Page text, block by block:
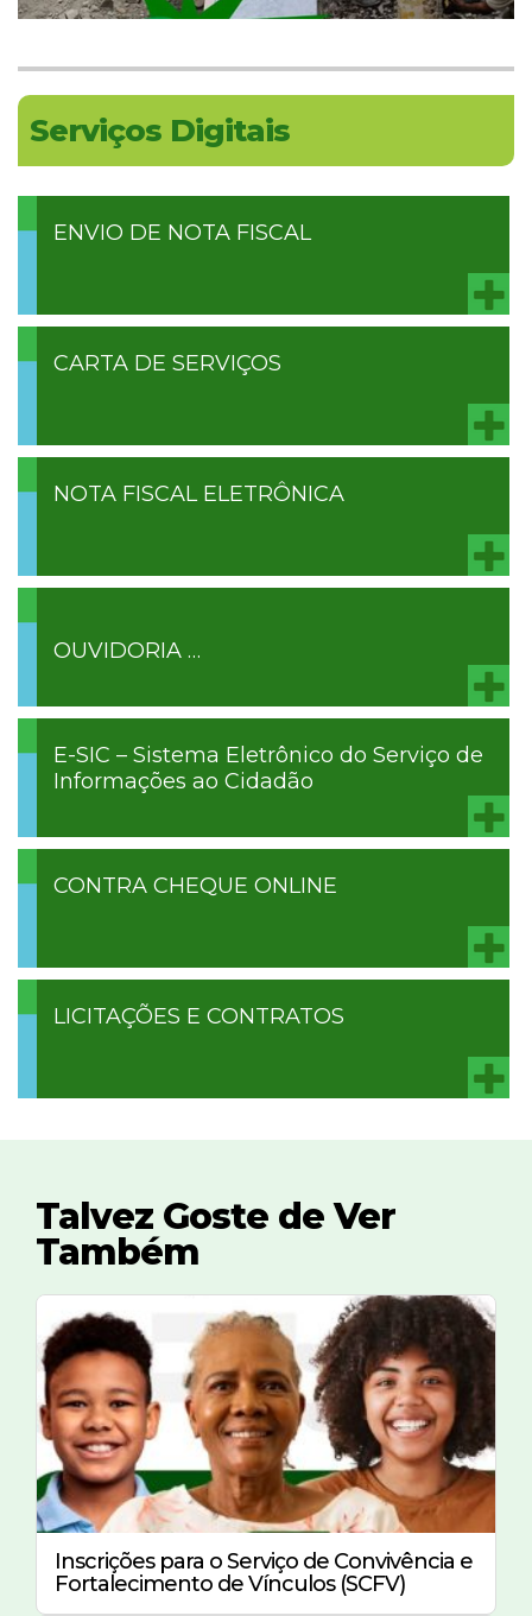
Serviços Digitais
ENVIO DE NOTA FISCAL
CARTA DE SERVIÇOS
NOTA FISCAL ELETRÔNICA
OUVIDORIA …
E-SIC – Sistema Eletrônico do Serviço de
Informações ao Cidadão
CONTRA CHEQUE ONLINE
LICITAÇÕES E CONTRATOS
Talvez Goste de Ver
Também
Inscrições para o Serviço de Convivência e
Fortalecimento de Vínculos (SCFV)